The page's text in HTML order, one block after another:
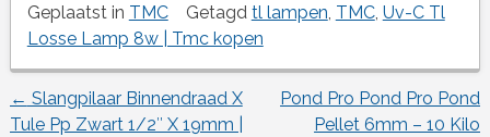
Geplaatst in TMC Getagd tl lampen TMC, Uv-C Tl
Losse Lamp 8w | Tmc kopen
Berichtnavigatie
← Slangpilaar Binnendraad X
Tule Pp Zwart 1/2″ X 19mm |
Pond Pro Pond Pro Pond
Pellet 6mm – 10 Kilo